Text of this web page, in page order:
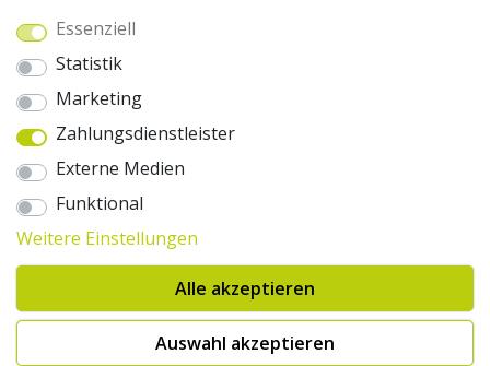
WIR VERSENDEN MIT
AUSZEICHNUNGEN & SICHERHEIT
© 2026 pentagonsports.de
Pentagon Sports GmbH & Co. KG
Daten­schutz­erklärung
Hinweise zur Batterieentsorgung
Cookie-Einstellungen ändern
Erklärung zur Barrierefreiheit
* Alle Preise inkl. gesetzlicher Mehrwertsteuer zuzüglich Versandkosten. Die
durchgestrichenen Preise entsprechen der UVP des Herstellers. 1nur bei
Essenziell
Statistik
Marketing
Zahlungsdienstleister
Externe Medien
Funktional
Weitere Einstellungen
Alle akzeptieren
Auswahl akzeptieren